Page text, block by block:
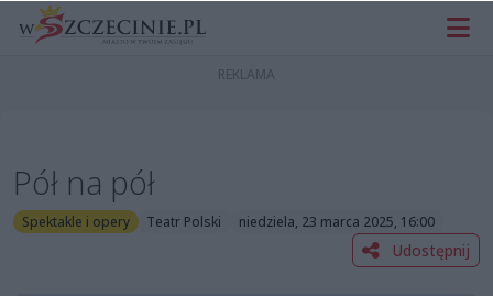
Pół na pół
Spektakle i opery Teatr Polski niedziela, 23 marca 2025, 16:00
Udostępnij